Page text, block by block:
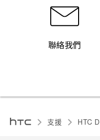
聯絡我們
支援 HTC